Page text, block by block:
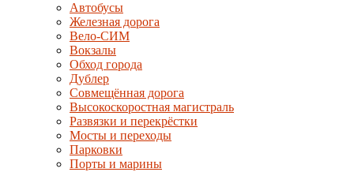
Автобусы
Железная дорога
Вело-СИМ
Вокзалы
Обход города
Дублер
Совмещённая дорога
Высокоскоростная магистраль
Развязки и перекрёстки
Мосты и переходы
Парковки
Порты и марины